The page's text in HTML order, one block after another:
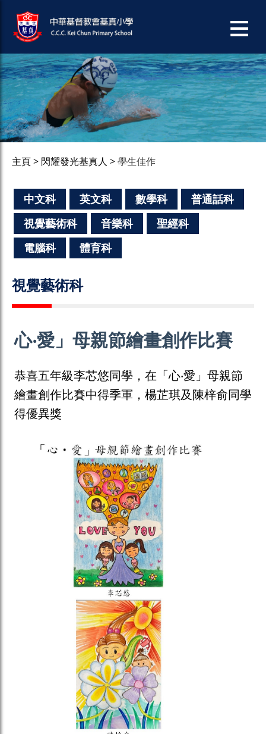
主頁 閃耀發光基真人 學生佳作
中文科 英文科 數學科
普通話科
視覺藝術科
音樂科
聖經科
電腦科
體育科
視覺藝術科
心‧愛」母親節繪畫創作比賽
恭喜五年級李芯悠同學，在「心‧愛」母親節
繪畫創作比賽中得季軍，楊芷琪及陳梓俞同學
得優異獎